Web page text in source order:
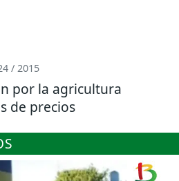
/ 2015
por la agricultura
de precios